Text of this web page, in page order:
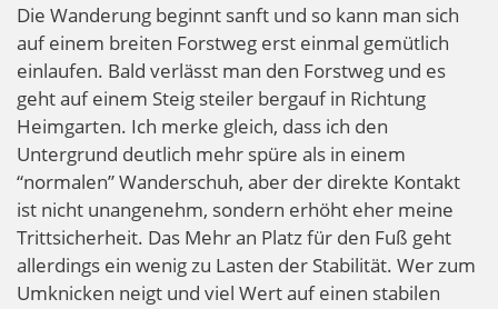
Die Wanderung beginnt sanft und so kann man sich
auf einem breiten Forstweg erst einmal gemütlich
einlaufen. Bald verlässt man den Forstweg und es
geht auf einem Steig steiler bergauf in Richtung
Heimgarten. Ich merke gleich, dass ich den
Untergrund deutlich mehr spüre als in einem
“normalen” Wanderschuh, aber der direkte Kontakt
ist nicht unangenehm, sondern erhöht eher meine
Trittsicherheit. Das Mehr an Platz für den Fuß geht
allerdings ein wenig zu Lasten der Stabilität. Wer zum
Umknicken neigt und viel Wert auf einen stabilen